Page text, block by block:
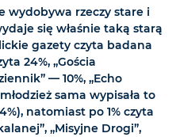
wydobywa rzeczy stare i
się właśnie taką starą
gazety czyta badana
24%, „Gościa
— 10%, „Echo
sama wypisała to
natomiast po 1% czyta
„Misyjne Drogi”,